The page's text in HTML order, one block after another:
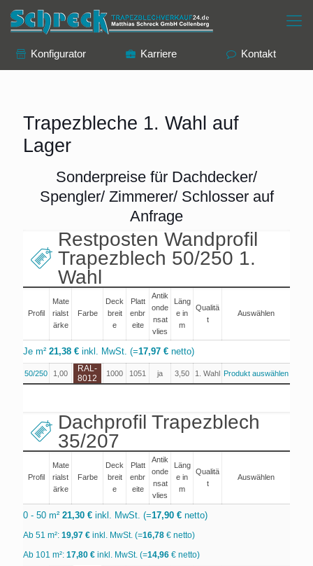
Konfigurator Karriere Kontakt
Trapezbleche 1. Wahl auf
Lager
Sonderpreise für Dachdecker/
Spengler/ Zimmerer/ Schlosser auf
Anfrage
Restposten Wandprofil
Trapezblech 50/250 1.
Wahl
Profil
Mate
rialst
ärke
Farbe
Deck
breit
e
Platt
enbr
eite
Antik
onde
nsat
vlies
Läng
e in
m
Qualitä
t
Auswählen
Je m² 21,38 € inkl. MwSt. (=17,97 € netto)
50/250 1,00
RAL-
8012
1000 1051 ja 3,50 1. Wahl Produkt auswählen
Dachprofil Trapezblech
35/207
Profil
Mate
rialst
ärke
Farbe
Deck
breit
e
Platt
enbr
eite
Antik
onde
nsat
vlies
Läng
e in
m
Qualitä
t
Auswählen
0 - 50 m² 21,30 € inkl. MwSt. (=17,90 € netto)
Ab 51 m²: 19,97 € inkl. MwSt. (=16,78 € netto)
Ab 101 m²: 17,80 € inkl. MwSt. (=14,96 € netto)